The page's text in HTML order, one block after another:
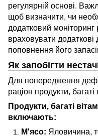
регулярній основі.
щоб визначити, чи
додатковий моніторинг
враховувати
поповнення його
Як запобігти
Для попередження
раціон продукти,
Продукти, багаті
включають:
М'ясо: Яловичина,